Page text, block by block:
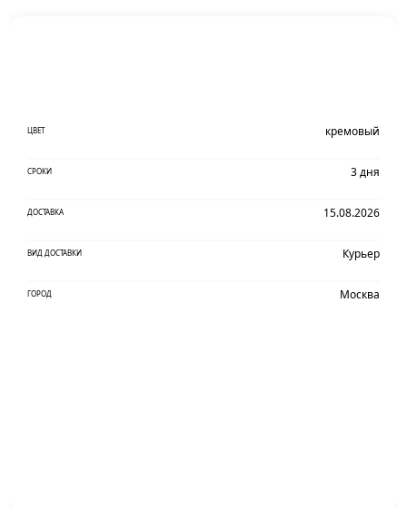
ЦВЕТ кремовый
СРОКИ 3 дня
ДОСТАВКА 15.08.2026
ВИД ДОСТАВКИ Курьер
ГОРОД Москва